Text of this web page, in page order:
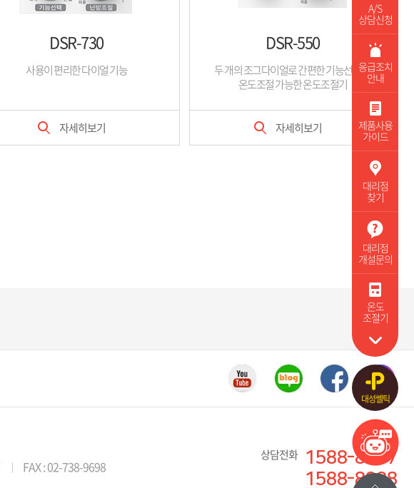
A/S
상담신청
응급조치
안내
제품사용
가이드
대리점
찾기
대리점
개설문의
온도
조절기
대성쎌틱
DSR-730
사용이 편리한 다이얼 기능
자세히보기
DSR-550
두 개의 조그다이얼로 간편한 기능선택 및
온도조절 가능한 온도조절기
자세히보기
FAX : 02-738-9698
상담전화 1588-8577
1588-8888